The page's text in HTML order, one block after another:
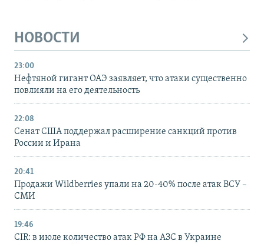
НОВОСТИ
23:00
Нефтяной гигант ОАЭ заявляет, что атаки существенно
повлияли на его деятельность
22:08
Сенат США поддержал расширение санкций против
России и Ирана
20:41
Продажи Wildberries упали на 20-40% после атак ВСУ –
СМИ
19:46
CIR: в июле количество атак РФ на АЗС в Украине